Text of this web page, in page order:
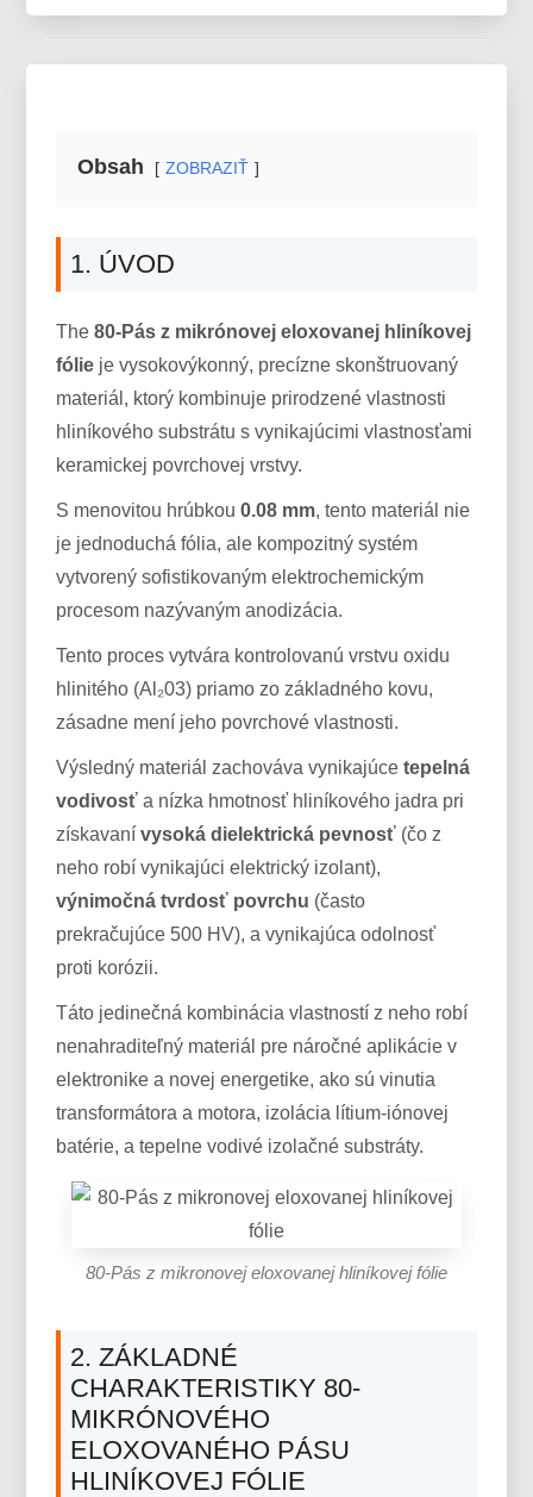
Obsah ZOBRAZIŤ
1. ÚVOD
The80-Pás z mikrónovej eloxovanej hliníkovej
fólie je vysokovýkonný, precízne skonštruovaný
materiál, ktorý kombinuje prirodzené vlastnosti
hliníkového substrátu s vynikajúcimi vlastnosťami
keramickej povrchovej vrstvy.
S menovitou hrúbkou0.08 mm, tento materiál nie
je jednoduchá fólia, ale kompozitný systém
vytvorený sofistikovaným elektrochemickým
procesom nazývaným anodizácia.
Tento proces vytvára kontrolovanú vrstvu oxidu
hlinitého (Al₂03) priamo zo základného kovu,
zásadne mení jeho povrchové vlastnosti.
Výsledný materiál zachováva vynikajúcetepelná
vodivosť a nízka hmotnosť hliníkového jadra pri
získavanívysoká dielektrická pevnosť (čo z
neho robí vynikajúci elektrický izolant),
výnimočná tvrdosť povrchu (často
prekračujúce 500 HV), a vynikajúca odolnosť
proti korózii.
Táto jedinečná kombinácia vlastností z neho robí
nenahraditeľný materiál pre náročné aplikácie v
elektronike a novej energetike, ako sú vinutia
transformátora a motora, izolácia lítium-iónovej
batérie, a tepelne vodivé izolačné substráty.
80-Pás z mikronovej eloxovanej hliníkovej fólie
2. ZÁKLADNÉ
CHARAKTERISTIKY 80-
MIKRÓNOVÉHO
ELOXOVANÉHO PÁSU
HLINÍKOVEJ FÓLIE